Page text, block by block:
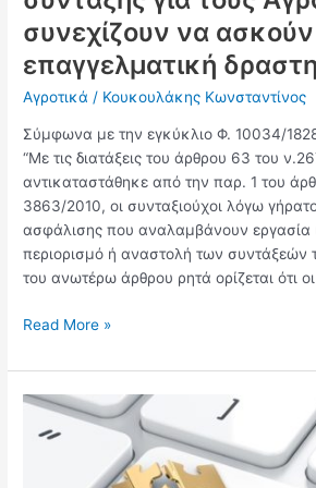
συνεχίζουν να ασκούν
επαγγελματική
Αγροτικά / Κουκουλάκης Κωνσταντίνος
Σύμφωνα με την εγκύκλιο Φ. 10034/
“Με τις διατάξεις του άρθρου 63 του
αντικαταστάθηκε από την παρ. 1 του
3863/2010, οι συνταξιούχοι λόγω
ασφάλισης που αναλαμβάνουν εργασία
περιορισμό ή αναστολή των συντάξεών
του ανωτέρω άρθρου ρητά ορίζεται ότι οι
δραστηριότητα
Read More »
Μετά
τον